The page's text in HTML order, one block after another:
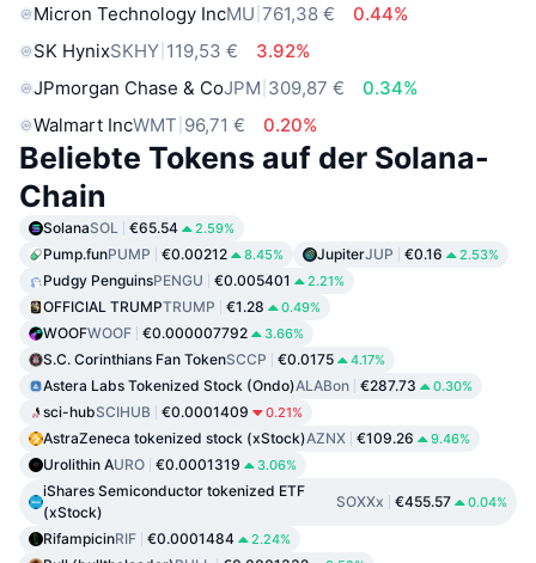
Micron Technology IncMU 761,38 €
0.44%
SK HynixSKHY 119,53 €
3.92%
JPmorgan Chase & CoJPM 309,87 €
0.34%
Walmart IncWMT 96,71 € 0.20%
Beliebte Tokens auf der Solana-
Chain
SolanaSOL €65.54 2.59%
Pump.funPUMP €0.00212 8.45% JupiterJUP €0.16 2.53%
Pudgy PenguinsPENGU €0.005401 2.21%
OFFICIAL TRUMPTRUMP €1.28 0.49%
WOOFWOOF €0.000007792 3.66%
S.C. Corinthians Fan TokenSCCP €0.0175 4.17%
Astera Labs Tokenized Stock (Ondo)ALABon €287.73 0.30%
sci-hubSCIHUB €0.0001409 0.21%
AstraZeneca tokenized stock (xStock)AZNX €109.26 9.46%
Urolithin AURO €0.0001319 3.06%
iShares Semiconductor tokenized ETF
(xStock)
SOXXx €455.57 0.04%
RifampicinRIF €0.0001484 2.24%